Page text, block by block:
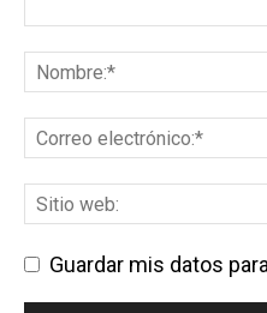
Guardar mis datos